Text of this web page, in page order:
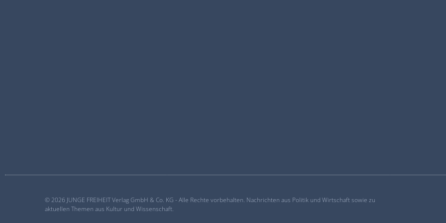
© 2026 JUNGE FREIHEIT Verlag GmbH & Co. KG - Alle Rechte vorbehalten. Nachrichten aus Politik und Wirtschaft sowie zu
aktuellen Themen aus Kultur und Wissenschaft.